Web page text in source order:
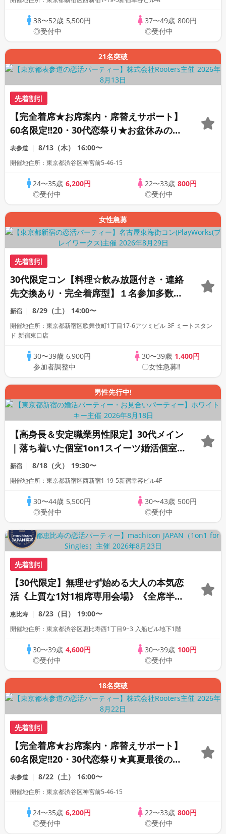
38〜52歳 5,500円
◎受付中
37〜49歳 800円
◎受付中
21名突破
先着割引
【完全着席★お席案内・席替えサポート】
60名限定!!20・30代恋祭り★お盆休みの恋
活大作戦!!!
表参道 8/13（木） 16:00〜
開催地住所：東京都渋谷区神宮前5-46-15
24〜35歳6,200円
◎受付中
22〜33歳 800円
◎受付中
女性急募
先着割引
30代限定コン【料理☆飲み放題付き・連絡
先交換あり・完全着席型】１名参加多数・
初参加も大歓迎☆
新宿 8/29（土） 14:00〜
開催地住所：東京都新宿区歌舞伎町1丁目17-6アツミビル 3F ミートスタン
ド 新宿東口店
30〜39歳 6,900円
参加者調整中
30〜39歳 1,400円
〇女性急募‼
男性先行中!
【高身長＆安定職業男性限定】30代メイン
｜落ち着いた個室1on1スイーツ婚活個室
スタイル/White Key AI Matching/マッ
チングあり
新宿 8/18（火） 19:30〜
開催地住所：東京都新宿区西新宿1-19-5新宿幸容ビル4F
30〜44歳 5,500円
◎受付中
30〜43歳 500円
◎受付中
先着割引
【30代限定】無理せず始める大人の本気恋
活《上質な1対1相席専用会場》《全席半個
室》《飲み放題付き》《machicon
JAPAN主催》
恵比寿 8/23（日） 19:00〜
開催地住所：東京都渋谷区恵比寿西1丁目9−3 入船ビル地下1階
30〜39歳4,600円
◎受付中
30〜39歳 100円
◎受付中
18名突破
先着割引
【完全着席★お席案内・席替えサポート】
60名限定!!20・30代恋祭り★真夏最後の恋
活大作戦!!!
表参道 8/22（土） 16:00〜
開催地住所：東京都渋谷区神宮前5-46-15
24〜35歳6,200円
◎受付中
22〜33歳 800円
◎受付中